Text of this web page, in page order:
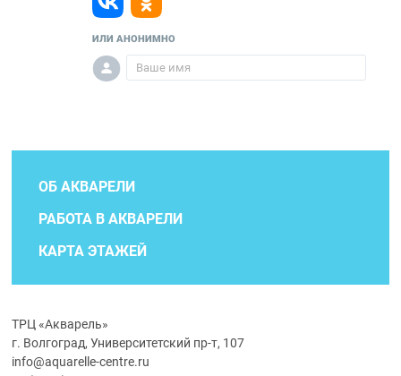
ИЛИ АНОНИМНО
ОБ АКВАРЕЛИ
РАБОТА В АКВАРЕЛИ
КАРТА ЭТАЖЕЙ
ТРЦ «Акварель»
г. Волгоград, Университетский пр-т, 107
info@aquarelle-centre.ru